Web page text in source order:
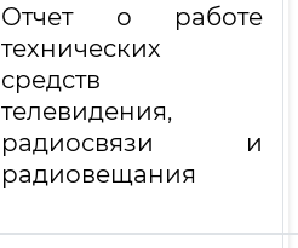
Отчет о работе
технических
средств
телевидения,
радиосвязи и
радиовещания